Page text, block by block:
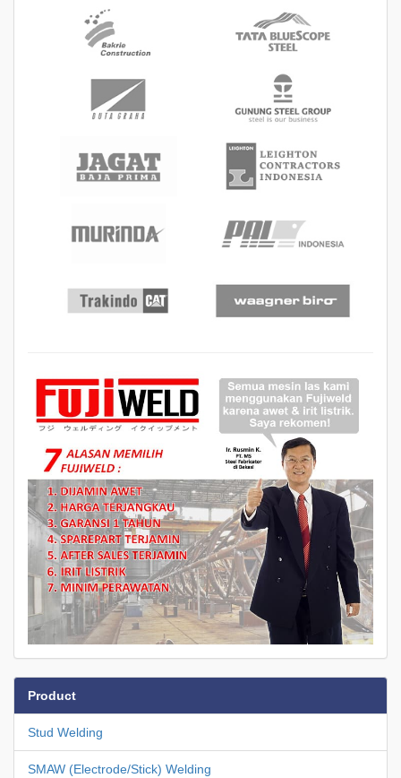
Product
Stud Welding
SMAW (Electrode/Stick) Welding